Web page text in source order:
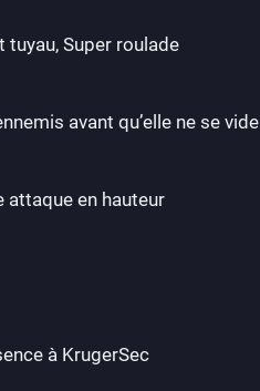
tuyau, Super roulade
avant qu’elle ne se vide
attaque en hauteur
à KrugerSec